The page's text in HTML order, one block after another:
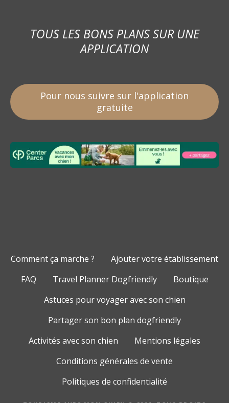
TOUS LES BONS PLANS SUR UNE
APPLICATION
Pour nous suivre sur l'application
gratuite
Comment ça marche ?
Ajouter votre établissement
FAQ
Travel Planner Dogfriendly
Boutique
Astuces pour voyager avec son chien
Partager son bon plan dogfriendly
Activités avec son chien
Mentions légales
Conditions générales de vente
Politiques de confidentialité